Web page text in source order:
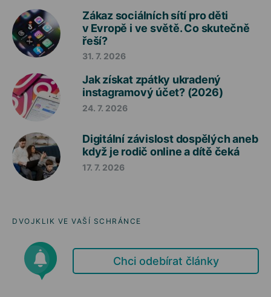
Zákaz sociálních sítí pro děti
v Evropě i ve světě. Co skutečně
řeší?
31. 7. 2026
Jak získat zpátky ukradený
instagramový účet? (2026)
24. 7. 2026
Digitální závislost dospělých aneb
když je rodič online a dítě čeká
17. 7. 2026
DVOJKLIK VE VAŠÍ SCHRÁNCE
Chci odebírat články